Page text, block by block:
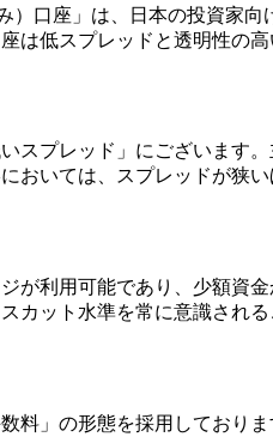
）口座」は、日本の投資家
は低スプレッドと透明性の
スプレッド」にございます
おいては、スプレッドが狭
が利用可能であり、少額資
カット水準を常に意識され
料」の形態を採用しており